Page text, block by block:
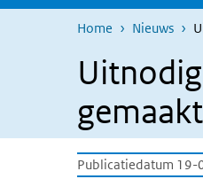
Home Nieuws
Publicatiedatum